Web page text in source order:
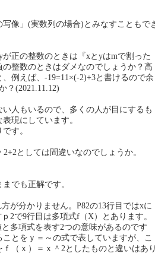
像」(実数列の場合)とみなすこともで
正の整数のときは『xとyはmで割った
整数のときはダメなのでしょうか？高
例えば、-19=11×(-2)+3と書けるので余
？(2021.11.12)
人もいるので、多くの人が目にするも
現にしています。
す。
としては間違いなのでしょうか。
でも正解です。
が分かりません。P82の13行目ではxに
2で9行目は多項式f（X）とあります。
多項式を表す2つの意味があるのです
とをｙ＝～の式で表していますが、こ
（ｘ）＝ｘ＾2としたものと違いはあ